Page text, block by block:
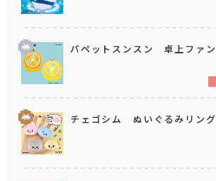
パペットスンスン 卓上ファン
チェゴシム ぬいぐるみリング